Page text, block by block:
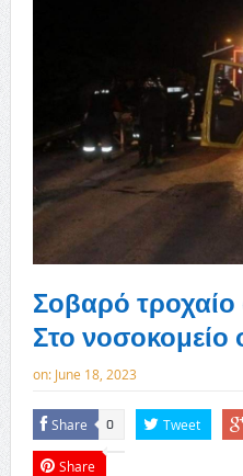
Σοβαρό
Στο νοσοκομείο
on: June 18, 2023
Share 0 Tweet
Share